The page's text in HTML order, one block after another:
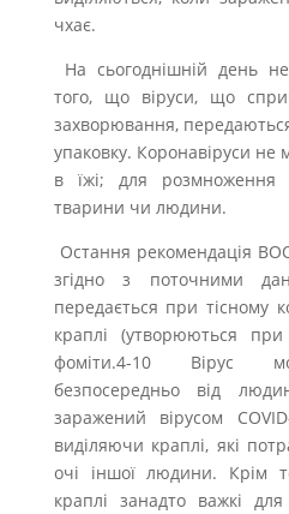
чхає.
На сьогоднішній день
того, що віруси, що
захворювання,
упаковку. Коронавіруси не
в їжі; для розмноження
тварини чи людини.
Остання рекомендація
згідно з поточними
передається при тісному
краплі (утворюються
фоміти.4-10 Вірус
безпосередньо від
заражений вірусом
виділяючи краплі, які
очі іншої людини. Крім
краплі занадто важкі